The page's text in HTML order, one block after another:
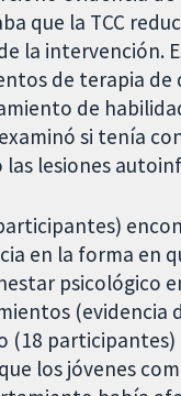
que la TCC
la intervención.
de terapia de
de
si tenía
las lesiones
en la forma en
psicológico
(evidencia
(18
los jóvenes